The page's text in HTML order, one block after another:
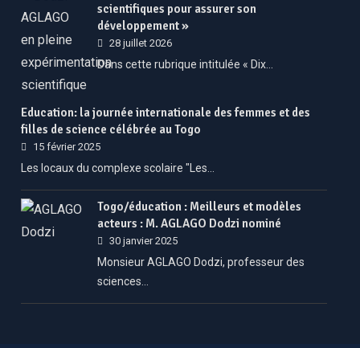
scientifiques pour assurer son
développement »
28 juillet 2026
Dans cette rubrique intitulée « Dix…
Education: la journée internationale des femmes et des
filles de science célébrée au Togo
15 février 2025
Les locaux du complexe scolaire "Les…
Togo/éducation : Meilleurs et modèles
acteurs : M. AGLAGO Dodzi nominé
30 janvier 2025
Monsieur AGLAGO Dodzi, professeur des
sciences…